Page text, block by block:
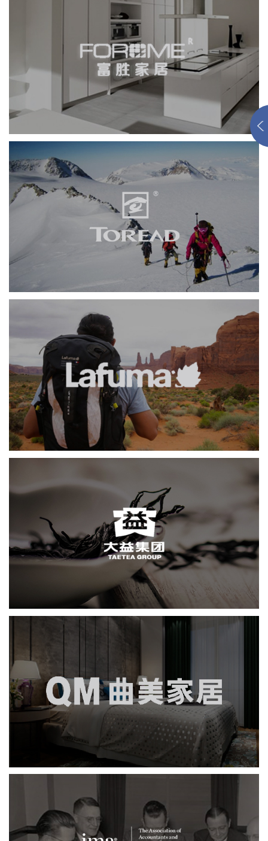
富胜家居
网页设计 家具家居
探路者
品牌官网 服装纺织 手机端网站
勒夫马
网页设计
大益
网页设计 电商网站
轻工食品
IT平台整体解决方案
曲美家居
品牌官网 社区网站 网页设计
微商城
电商网站
家具家居 IT平台整体解决方案
美国管理会计师协会